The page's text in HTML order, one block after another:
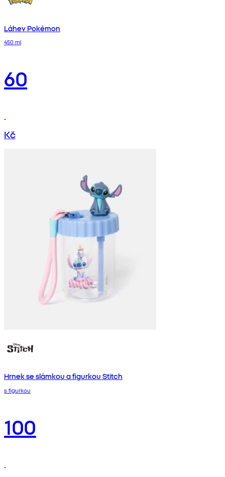
Láhev Pokémon
450 ml
60
Kč
Hrnek se slámkou a figurkou Stitch
s figurkou
100